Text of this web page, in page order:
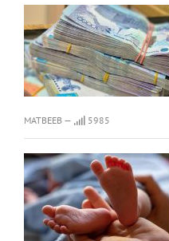
МАТВЕЕВ —
5985